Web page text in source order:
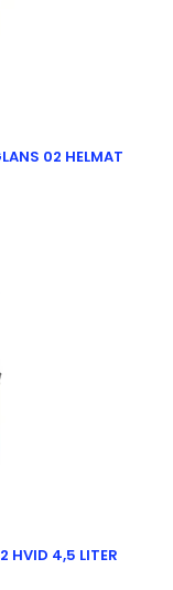
02 HELMAT
HVID 4,5 LITER